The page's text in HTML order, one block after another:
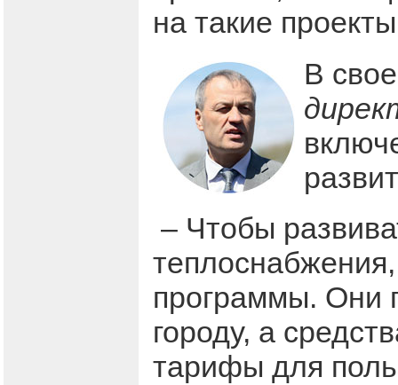
на такие
В
– Чтобы
программы. Они
городу, а
тарифы для